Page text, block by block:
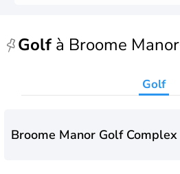
Golf à Broome Manor
Golf
Broome Manor Golf Complex